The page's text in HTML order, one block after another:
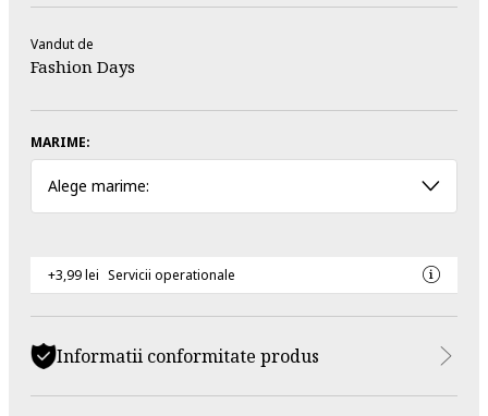
Vandut de
Fashion Days
MARIME:
Alege marime:
+3,99 lei Servicii operationale
Informatii conformitate produs